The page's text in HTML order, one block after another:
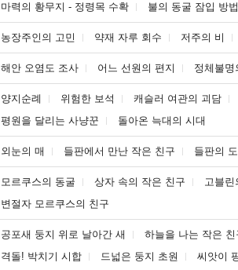
마력의 황무지 - 정령목 수확
불의 동굴 잠입 방
농장주인의 고민 약재 자루 회수 저주의 비
해안 오염도 조사 어느 선원의 편지 정체불명
양지순례 위험한 보석 캐슬러 여관의 괴담
평원을 달리는 사냥꾼
돌아온 늑대의 시대
외눈의 매 들판에서 만난 작은 친구 들판의
모르쿠스의 동굴 상자 속의 작은 친구 고블린
변절자 모르쿠스의 친구
공포새 둥지 위로 날아간 새 하늘을 나는 작은 친
격돌! 박치기 시합
드넓은 둥지 초원 씨앗이